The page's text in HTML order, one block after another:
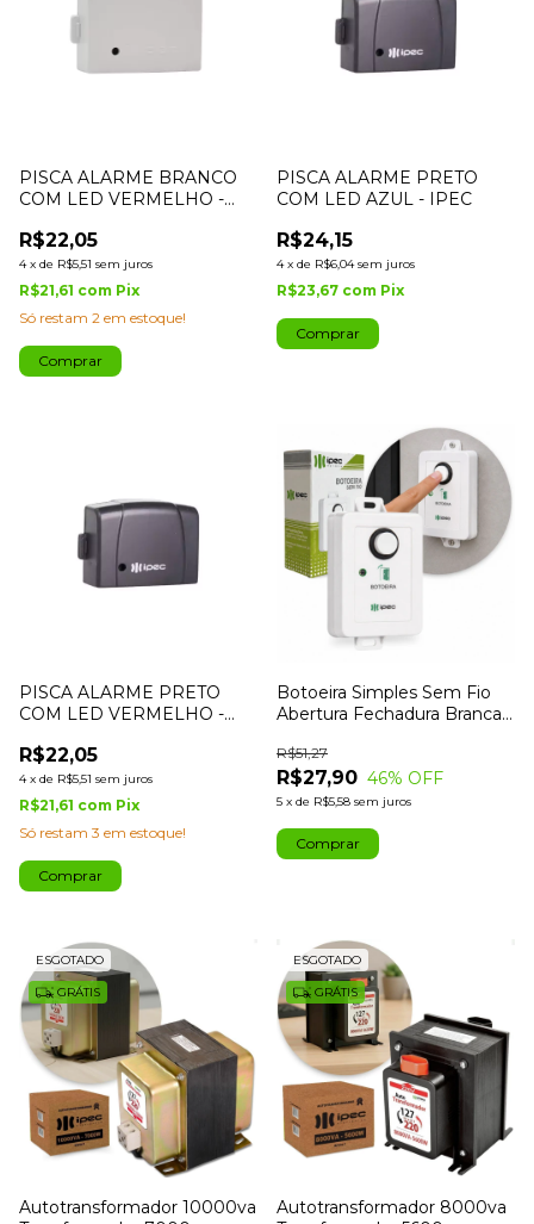
PISCA ALARME BRANCO
COM LED VERMELHO -
R$22,05
4 x de R$5,51 sem juros
R$21,61 com Pix
Só restam 2 em estoque!
PISCA ALARME PRETO
COM LED AZUL - IPEC
R$24,15
4 x de R$6,04 sem juros
R$23,67 com Pix
PISCA ALARME PRETO
COM LED VERMELHO -
R$22,05
4 x de R$5,51 sem juros
R$21,61 com Pix
Só restam 3 em estoque!
Botoeira Simples Sem Fio
Abertura Fechadura Branca
R$27,90
R$51,27
46% OFF
5 x de R$5,58 sem juros
ESGOTADO
GRÁTIS
Autotransformador 10000va
ESGOTADO
GRÁTIS
Autotransformador 8000va